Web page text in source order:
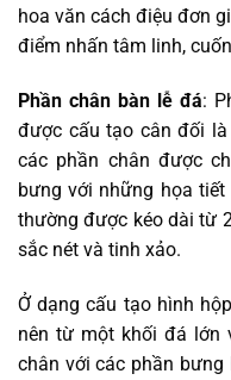
hoa văn cách điệu đơn
điểm nhấn tâm linh,
Phần chân bàn lễ đá:
được cấu tạo cân đối
các phần chân được
bưng với những họa
thường được kéo dài từ
sắc nét và tinh xảo.
Ở dạng cấu tạo hình
nên từ một khối đá lớn
chân với các phần